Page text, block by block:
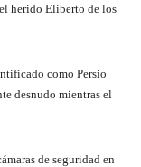
herido Eliberto de los
como Persio
desnudo mientras el
de seguridad en